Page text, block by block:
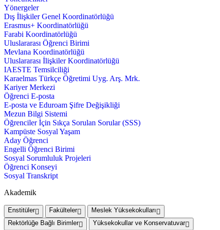
Yönergeler
Dış İlişkiler Genel Koordinatörlüğü
Erasmus+ Koordinatörlüğü
Farabi Koordinatörlüğü
Uluslararası Öğrenci Birimi
Mevlana Koordinatörlüğü
Uluslararası İlişkiler Koordinatörlüğü
IAESTE Temsilciliği
Karaelmas Türkçe Öğretimi Uyg. Arş. Mrk.
Kariyer Merkezi
Öğrenci E-posta
E-posta ve Eduroam Şifre Değişikliği
Mezun Bilgi Sistemi
Öğrenciler İçin Sıkça Sorulan Sorular (SSS)
Kampüste Sosyal Yaşam
Aday Öğrenci
Engelli Öğrenci Birimi
Sosyal Sorumluluk Projeleri
Öğrenci Konseyi
Sosyal Transkript
Akademik
Enstitüler Fakülteler
Meslek Yüksekokulları
Rektörlüğe Bağlı Birimler
Yüksekokullar ve Konservatuvar